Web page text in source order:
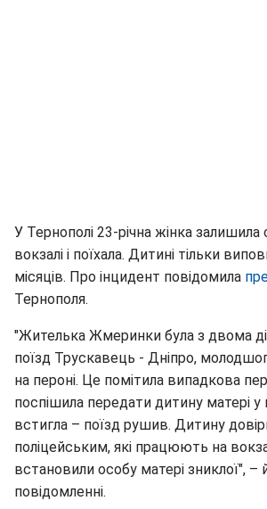
У Тернополі 23-річна жінка
вокзалі і поїхала. Дитині тільки
місяців. Про інцидент повідомила
Тернополя.
"Жителька Жмеринки була з двома
поїзд Трускавець - Дніпро,
на пероні. Це помітила випадкова
поспішила передати дитину матері у
встигла – поїзд рушив. Дитину
поліцейським, які працюють на
встановили особу матері зниклої", –
повідомленні.